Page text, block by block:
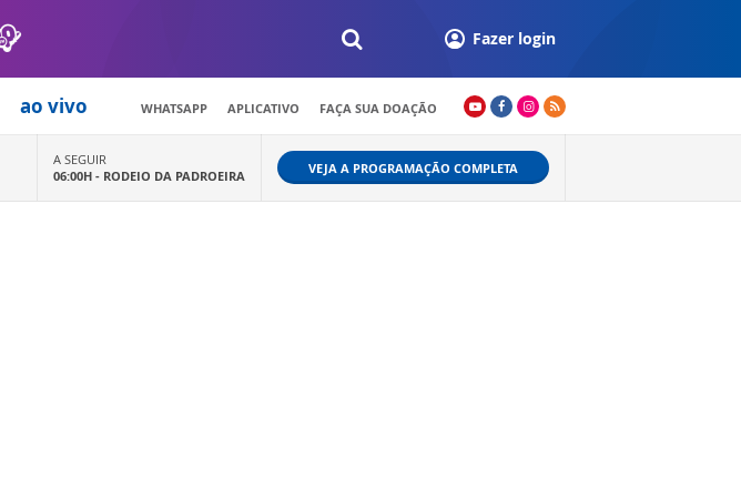
Fazer login
ao vivo WHATSAPP APLICATIVO FAÇA SUA DOAÇÃO
A SEGUIR
06:00H - RODEIO DA PADROEIRA VEJA A PROGRAMAÇÃO COMPLETA